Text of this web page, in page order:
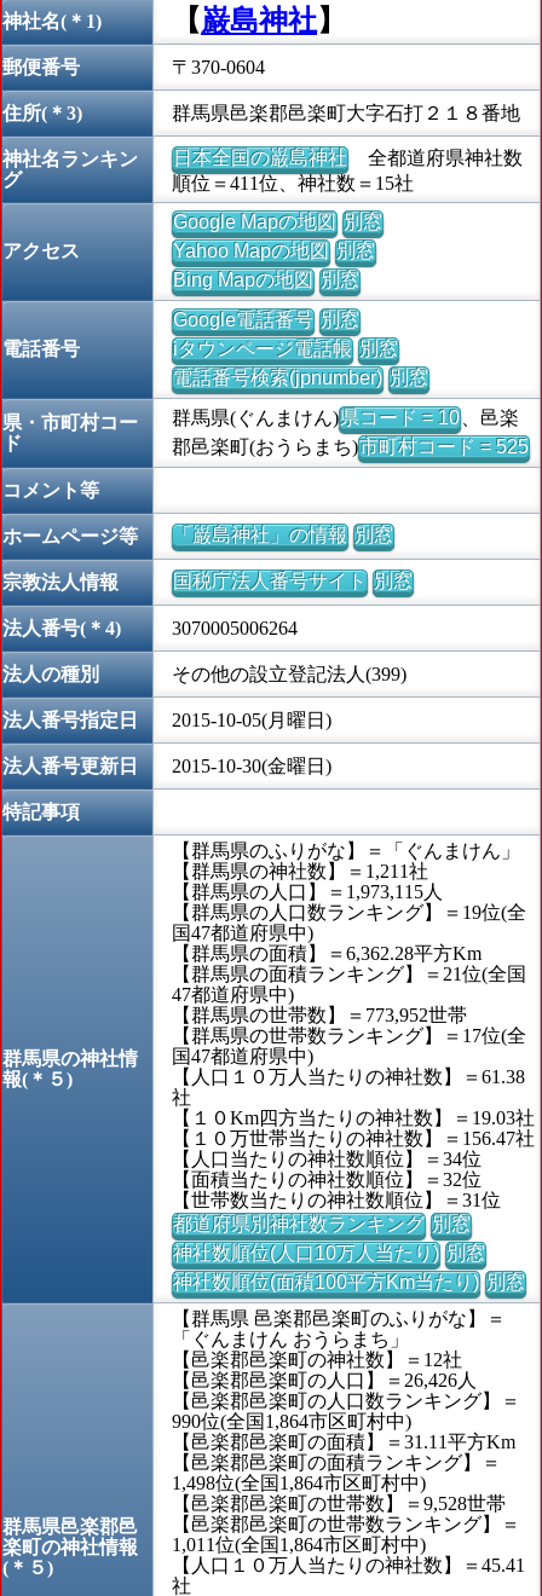
神社名(＊1) 【巌島神社】
郵便番号 〒370-0604
住所(＊3) 群馬県邑楽郡邑楽町大字石打２１８番地
神社名ランキン
グ
日本全国の巌島神社全都道府県神社数
順位＝411位、神社数＝15社
アクセス
Google Mapの地図 別窓
Yahoo Mapの地図 別窓
Bing Mapの地図 別窓
電話番号
Google電話番号 別窓
iタウンページ電話帳 別窓
電話番号検索(jpnumber) 別窓
県・市町村コー
ド
群馬県(ぐんまけん)県コード = 10、邑楽
郡邑楽町(おうらまち)市町村コード = 525
コメント等
ホームページ等 「巌島神社」の情報 別窓
宗教法人情報 国税庁法人番号サイト 別窓
法人番号(＊4) 3070005006264
法人の種別 その他の設立登記法人(399)
法人番号指定日 2015-10-05(月曜日)
法人番号更新日 2015-10-30(金曜日)
特記事項
群馬県の神社情
報(＊５)
【群馬県のふりがな】＝「ぐんまけん」
【群馬県の神社数】＝1,211社
【群馬県の人口】＝1,973,115人
【群馬県の人口数ランキング】＝19位(全
国47都道府県中)
【群馬県の面積】＝6,362.28平方Km
【群馬県の面積ランキング】＝21位(全国
47都道府県中)
【群馬県の世帯数】＝773,952世帯
【群馬県の世帯数ランキング】＝17位(全
国47都道府県中)
【人口１０万人当たりの神社数】＝61.38
社
【１０Km四方当たりの神社数】＝19.03社
【１０万世帯当たりの神社数】＝156.47社
【人口当たりの神社数順位】＝34位
【面積当たりの神社数順位】＝32位
【世帯数当たりの神社数順位】＝31位
都道府県別神社数ランキング 別窓
神社数順位(人口10万人当たり) 別窓
神社数順位(面積100平方Km当たり) 別窓
群馬県邑楽郡邑
楽町の神社情報
(＊５)
【群馬県 邑楽郡邑楽町のふりがな】＝
「ぐんまけん おうらまち」
【邑楽郡邑楽町の神社数】＝12社
【邑楽郡邑楽町の人口】＝26,426人
【邑楽郡邑楽町の人口数ランキング】＝
990位(全国1,864市区町村中)
【邑楽郡邑楽町の面積】＝31.11平方Km
【邑楽郡邑楽町の面積ランキング】＝
1,498位(全国1,864市区町村中)
【邑楽郡邑楽町の世帯数】＝9,528世帯
【邑楽郡邑楽町の世帯数ランキング】＝
1,011位(全国1,864市区町村中)
【人口１０万人当たりの神社数】＝45.41
社